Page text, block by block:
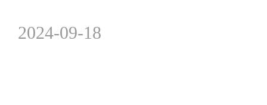
2024-09-18